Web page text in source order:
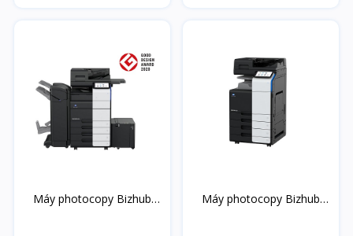
Máy photocopy Bizhub
Máy photocopy Bizhub